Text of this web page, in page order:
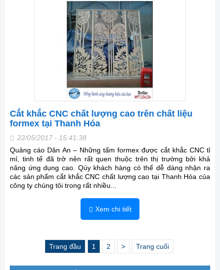
Cắt khắc CNC chất lượng cao trên chất liệu
formex tại Thanh Hóa
22/05/2017 - 15:41:38
Quảng cáo Dân An – Những tấm formex được cắt khắc CNC tỉ
mỉ, tinh tế đã trở nên rất quen thuộc trên thị trường bởi khả
năng ứng dụng cao. Qúy khách hàng có thể dễ dàng nhận ra
các sản phẩm cắt khắc CNC chất lượng cao tại Thanh Hóa của
công ty chúng tôi trong rất nhiều...
Xem chi tiết
Trang đầu 1 2 > Trang cuối